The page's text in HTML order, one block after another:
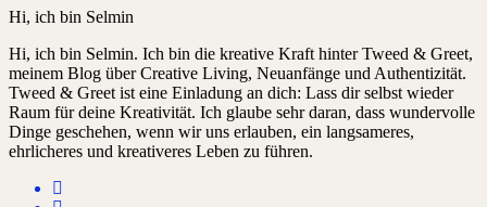
Hi, ich bin Selmin
Hi, ich bin Selmin. Ich bin die kreative Kraft hinter Tweed & Greet,
meinem Blog über Creative Living, Neuanfänge und Authentizität.
Tweed & Greet ist eine Einladung an dich: Lass dir selbst wieder
Raum für deine Kreativität. Ich glaube sehr daran, dass wundervolle
Dinge geschehen, wenn wir uns erlauben, ein langsameres,
ehrlicheres und kreativeres Leben zu führen.